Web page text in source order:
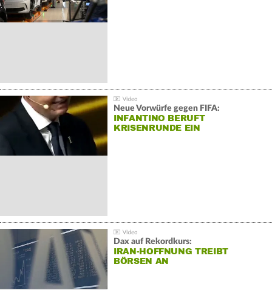
Neue Vorwürfe gegen FIFA:
INFANTINO BERUFT
KRISENRUNDE EIN
Dax auf Rekordkurs:
IRAN-HOFFNUNG TREIBT
BÖRSEN AN